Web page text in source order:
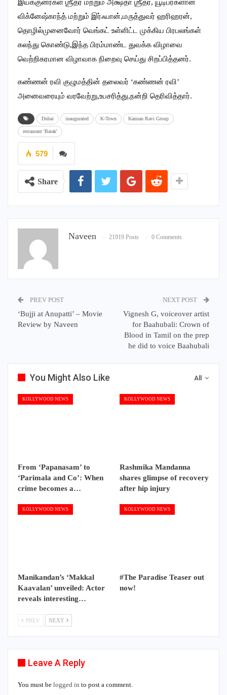
இயக்குனர்கள் ஶ்ரீதர் மற்றும் அக்ஷதா ஶ்ரீதர், யூடிபர்களான
விக்னேஷ்காந்த் மற்றும் இர்ஃபான்,மருத்துவர் ஹரிஹரன்,
தொழில்முனைவோர் வெங்கட் உள்ளிட்ட முக்கிய பிரபலங்கள்
கலந்து கொண்டு,இந்த பிரம்மாண்ட துவக்க விழாவை
வெற்றிகரமான விழாவாக நிறைவு செய்து சிறப்பித்தனர்.
கண்ணன் ரவி குழுமத்தின் தலைவர் ‘கண்ணன் ரவி’
அனைவரையும் வரவேற்று,உபசரித்து,நன்றி தெரிவித்தார்.
Dubai inaugurated K-Town Kannan Ravi Group
restaurant 'Barak'
579
Share
Naveen 21919 Posts 0 Comments
PREV POST
‘Bujji at Anupatti’ – Movie
Review by Naveen
NEXT POST
Vignesh G, voiceover artist
for Baahubali: Crown of
Blood in Tamil on the prep
he did to voice Baahubali
All
You Might Also Like
KOLLYWOOD NEWS
From ‘Papanasam’ to
‘Parimala and Co’: When
crime becomes a…
KOLLYWOOD NEWS
Rashmika Mandanna
shares glimpse of recovery
after hip injury
KOLLYWOOD NEWS
Manikandan’s ‘Makkal
Kaavalan’ unveiled: Actor
reveals interesting…
KOLLYWOOD NEWS
#The Paradise Teaser out
now!
PREV NEXT
Leave A Reply
You must be logged in to post a comment.